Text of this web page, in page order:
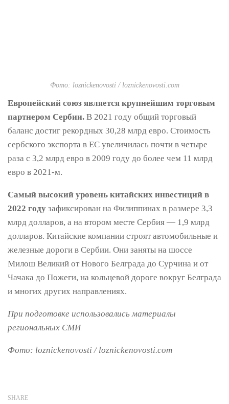
Фото: loznickenovosti / loznickenovosti.com
Европейский союз является крупнейшим торговым
партнером Сербии. В 2021 году общий торговый
баланс достиг рекордных 30,28 млрд евро. Стоимость
сербского экспорта в ЕС увеличилась почти в четыре
раза с 3,2 млрд евро в 2009 году до более чем 11 млрд
евро в 2021-м.
Самый высокий уровень китайских инвестиций в
2022 году зафиксирован на Филиппинах в размере 3,3
млрд долларов, а на втором месте Сербия — 1,9 млрд
долларов. Китайские компании строят автомобильные и
железные дороги в Сербии. Они заняты на шоссе
Милош Великий от Нового Белграда до Сурчина и от
Чачака до Пожеги, на кольцевой дороге вокруг Белграда
и многих других направлениях.
При подготовке использовались материалы
региональных СМИ
Фото: loznickenovosti / loznickenovosti.com
SHARE